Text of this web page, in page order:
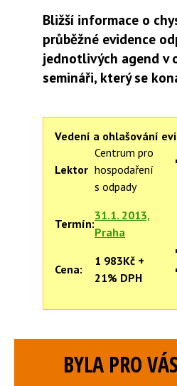
Bližší informace o
průběžné evidence
jednotlivých agend v
semináři, který se
Vedení a ohlašování
Lektor
Centrum pro
hospodaření
s odpady
Termín:
31.1. 2013,
Praha
Cena:
1 983Kč +
21% DPH
BYLA PRO